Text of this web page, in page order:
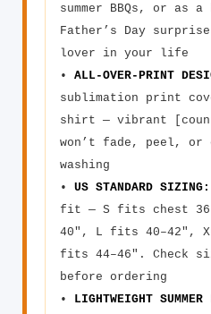
summer BBQs, or as
Father’s Day
lover in your life
• ALL-OVER-PRINT
sublimation print
shirt — vibrant
won’t fade, peel, or
washing
• US STANDARD SIZING:
fit — S fits chest
40″, L fits 40–42″,
fits 44–46″. Check
before ordering
• LIGHTWEIGHT